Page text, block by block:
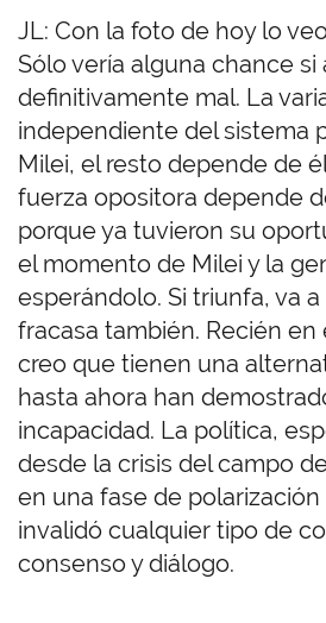
JL: Con la foto de hoy lo
Sólo vería alguna chance si
definitivamente mal. La
independiente del sistema
Milei, el resto depende de
fuerza opositora depende
porque ya tuvieron su
el momento de Milei y la
esperándolo. Si triunfa, va
fracasa también. Recién en
creo que tienen una
hasta ahora han
incapacidad. La política,
desde la crisis del campo
en una fase de
invalidó cualquier tipo de
consenso y diálogo.